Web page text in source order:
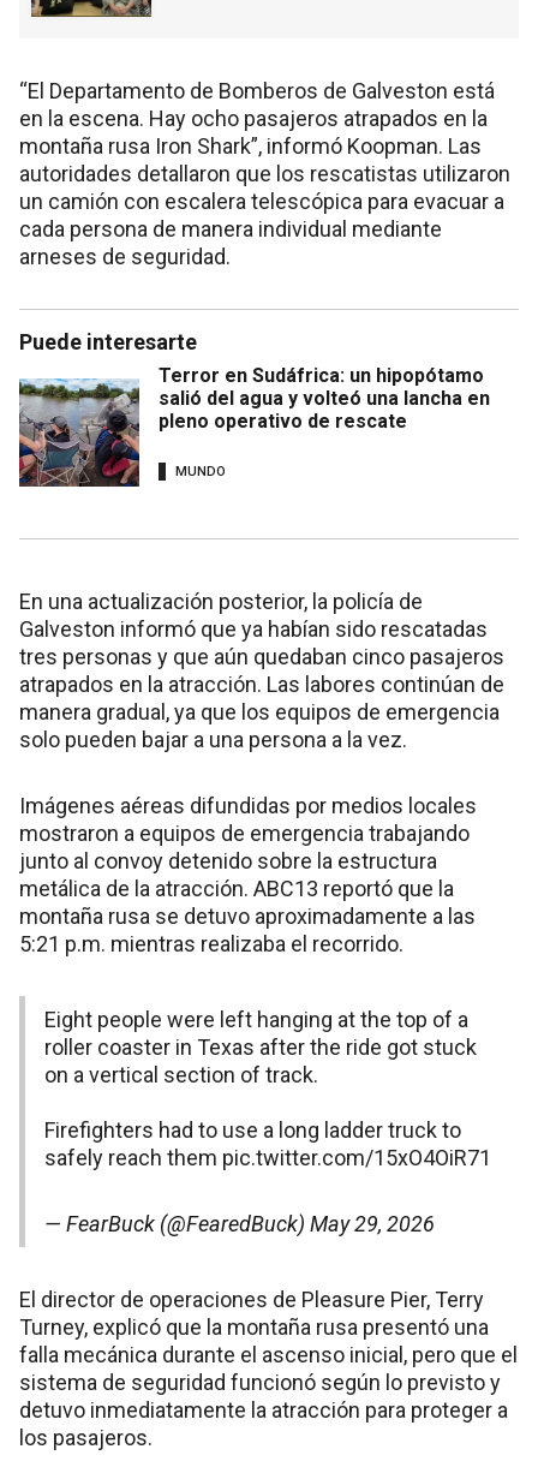
“El Departamento de Bomberos de Galveston está
en la escena. Hay ocho pasajeros atrapados en la
montaña rusa Iron Shark”, informó Koopman. Las
autoridades detallaron que los rescatistas utilizaron
un camión con escalera telescópica para evacuar a
cada persona de manera individual mediante
arneses de seguridad.
Puede interesarte
Terror en Sudáfrica: un hipopótamo
salió del agua y volteó una lancha en
pleno operativo de rescate
MUNDO
En una actualización posterior, la policía de
Galveston informó que ya habían sido rescatadas
tres personas y que aún quedaban cinco pasajeros
atrapados en la atracción. Las labores continúan de
manera gradual, ya que los equipos de emergencia
solo pueden bajar a una persona a la vez.
Imágenes aéreas difundidas por medios locales
mostraron a equipos de emergencia trabajando
junto al convoy detenido sobre la estructura
metálica de la atracción. ABC13 reportó que la
montaña rusa se detuvo aproximadamente a las
5:21 p.m. mientras realizaba el recorrido.
Eight people were left hanging at the top of a
roller coaster in Texas after the ride got stuck
on a vertical section of track.
Firefighters had to use a long ladder truck to
safely reach them pic.twitter.com/15xO4OiR71
— FearBuck (@FearedBuck) May 29, 2026
El director de operaciones de Pleasure Pier, Terry
Turney, explicó que la montaña rusa presentó una
falla mecánica durante el ascenso inicial, pero que el
sistema de seguridad funcionó según lo previsto y
detuvo inmediatamente la atracción para proteger a
los pasajeros.